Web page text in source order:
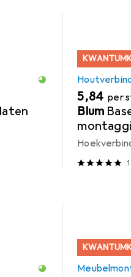
EUR
5,84 per
Blum
1